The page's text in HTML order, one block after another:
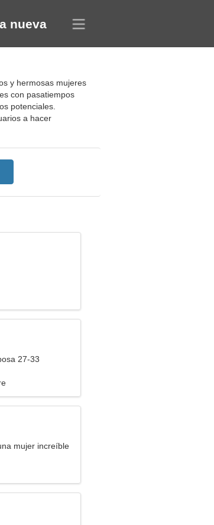
nueva
y hermosas mujeres
con pasatiempos
potenciales.
a hacer
27-33
mujer increíble